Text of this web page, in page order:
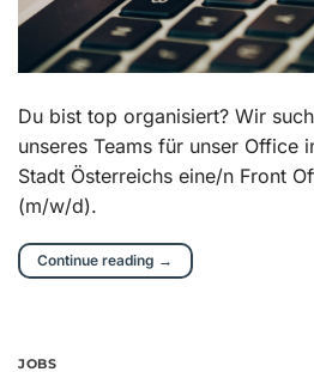
Du bist top organisiert? Wir
unseres Teams für unser Office
Stadt Österreichs eine/n Front
(m/w/d).
Continue reading →
JOBS